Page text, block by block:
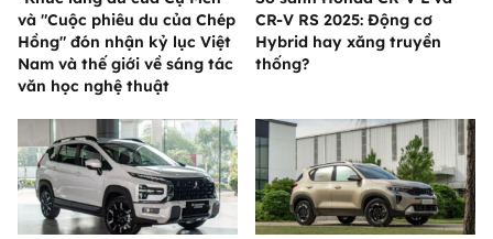
và "Cuộc phiêu du của Chép
Hồng" đón nhận kỷ lục Việt
Nam và thế giới về sáng tác
văn học nghệ thuật
CR-V RS 2025: Động cơ
Hybrid hay xăng truyền
thống?